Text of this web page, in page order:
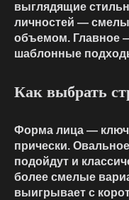
выглядящие
личностей —
объемом. Главное
шаблонные
Как выбрать
Форма лица —
прически.
подойдут и
более смелые
выигрывает с